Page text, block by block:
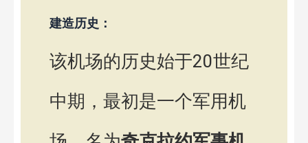
建造历史：
该机场的历史始于20世纪
中期，最初是一个军用机